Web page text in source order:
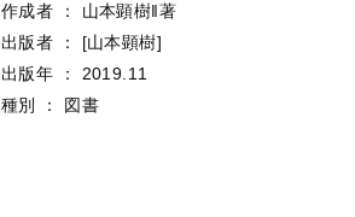
作成者 ：
山本顕樹‖著
出版者
：
[山本顕樹]
出版年
：
2019.11
種別
： 図書